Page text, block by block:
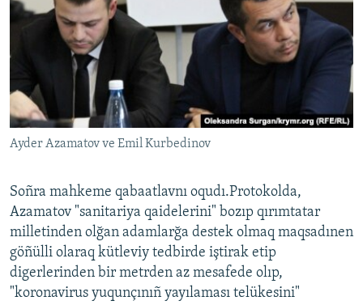
Ayder Azamatov ve Emil Kurbedinov
Soñra mahkeme qabaatlavnı oqudı.Protokolda,
Azamatov "sanitariya qaidelerini" bozıp qırımtatar
milletinden olğan adamlarğa destek olmaq maqsadınen
göñülli olaraq kütleviy tedbirde iştirak etip
digerlerinden bir metrden az mesafede olıp,
"koronavirus yuqunçınıñ yayılaması telükesini"